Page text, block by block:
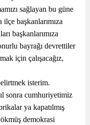
sağlayan bu güne
başkanlarımıza
başkanlarımıza
bayrağı devrettiler
için çalışacağız,
isterim.
sonra cumhuriyetimiz
ya kapatılmış
demokrasi